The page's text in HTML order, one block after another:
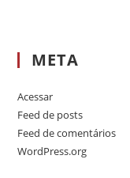
META
Acessar
Feed de posts
Feed de comentários
WordPress.org